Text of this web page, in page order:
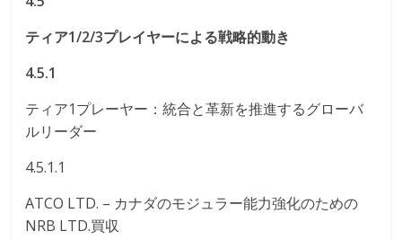
ティア1/2/3プレイヤーによる戦略的動き
4.5.1
ティア1プレーヤー：統合と革新を推進するグローバ
ルリーダー
4.5.1.1
ATCO LTD. – カナダのモジュラー能力強化のための
NRB LTD.買収